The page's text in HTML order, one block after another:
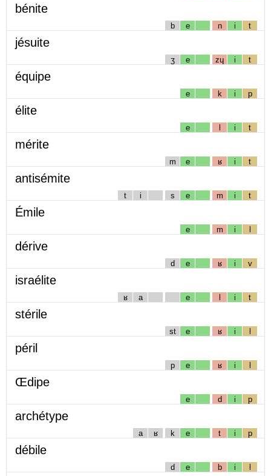
bénite
b e n i t
jésuite
ʒ e zɥ i t
équipe
e k i p
élite
e l i t
mérite
m e ʁ i t
antisémite
t i s e m i t
Émile
e m i l
dérive
d e ʁ i v
israélite
ʁ a e l i t
stérile
st e ʁ i l
péril
p e ʁ i l
Œdipe
e d i p
archétype
a ʁ k e t i p
débile
d e b i l